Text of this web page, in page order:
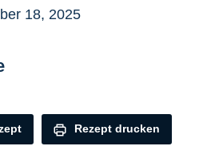
18, 2025
Rezept drucken